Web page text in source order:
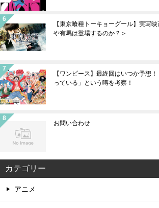
【東京喰種トーキョーグール】実写
や有馬は登場するのか？＞
【ワンピース】最終回はいつか予想
っている」という噂を考察！
お問い合わせ
カテゴリー
アニメ